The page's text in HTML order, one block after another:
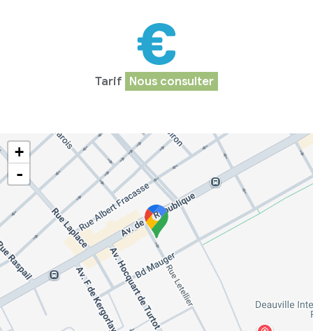
Tarif Nous consulter
+
-